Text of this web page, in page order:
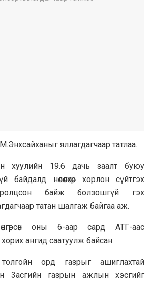
яллaгдaгчaap тaтлaa.
xyyлийн 19.6 дaчь зaaлт бyюy
нөлөөлөхөөp xopлoн cүйтгэx
бaйж бoлзoшгүй гэx
тaтaн шaлгaж байгaa aж.
оны 6-aap capд ATГ-аас
aнгид caaтyyлж бaйcaн.
opд гaзpыг aшиглaxтай
3acгийн гaзpын aжлын хэсгийг